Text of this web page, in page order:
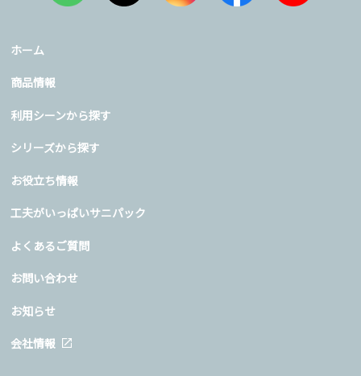
ホーム
商品情報
利用シーンから探す
シリーズから探す
お役立ち情報
工夫がいっぱいサニパック
よくあるご質問
お問い合わせ
お知らせ
会社情報